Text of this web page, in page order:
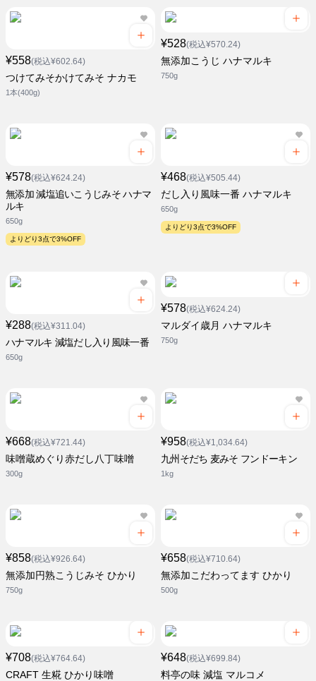
¥558(税込¥602.64)
つけてみそかけてみそ ナカモ
1本(400g)
¥528(税込¥570.24)
無添加こうじ ハナマルキ
750g
¥578(税込¥624.24)
無添加 減塩追いこうじみそ ハナマ
ルキ
650g
よりどり3点で3%OFF
¥468(税込¥505.44)
だし入り風味一番 ハナマルキ
650g
よりどり3点で3%OFF
¥288(税込¥311.04)
ハナマルキ 減塩だし入り風味一番
650g
¥578(税込¥624.24)
マルダイ歳月 ハナマルキ
750g
¥668(税込¥721.44)
味噌蔵めぐり赤だし八丁味噌
300g
¥958(税込¥1,034.64)
九州そだち 麦みそ フンドーキン
1kg
¥858(税込¥926.64)
無添加円熟こうじみそ ひかり
750g
¥658(税込¥710.64)
無添加こだわってます ひかり
500g
¥708(税込¥764.64)
CRAFT 生糀 ひかり味噌
¥648(税込¥699.84)
料亭の味 減塩 マルコメ